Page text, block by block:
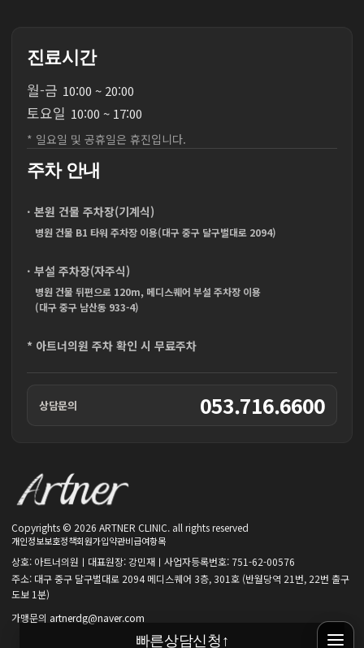
빠른상담신청 ↑
진료시간
월-금 10:00 ~ 20:00
토요일 10:00 ~ 17:00
* 일요일 및 공휴일은 휴진입니다.
주차 안내
· 본원 건물 주차장(기계식)
병원 건물 B1 타워 주차장 이용(대구 중구 달구벌대로 2094)
· 부설 주차장(자주식)
병원 건물 뒤편으로 120m, 메디스퀘어 부설 주차장 이용
(대구 중구 남산동 933-4)
* 아트너의원 주차 확인 시 무료주차
상담문의 053.716.6600
Copyrights © 2026 ARTNER CLINIC. all rights reserved
개인정보보호정책회원가입약관비급여항목
상호: 아트너의원ㅣ대표원장: 강민재ㅣ사업자등록번호: 751-62-00576
주소: 대구 중구 달구벌대로 2094 메디스퀘어 3층, 301호 (반월당역 21번, 22번 출구
도보 1분)
가맹문의 artnerdg@naver.com